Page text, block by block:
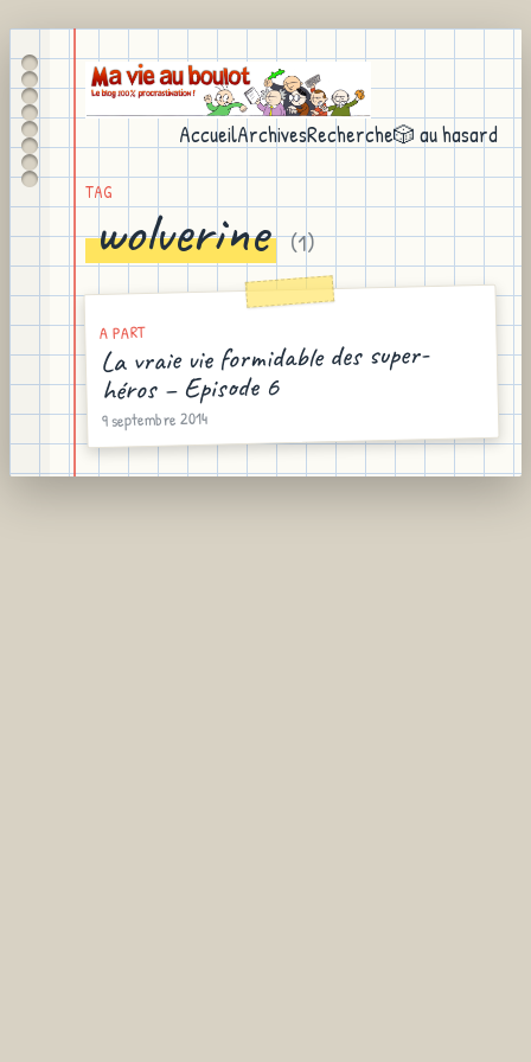
AccueilArchivesRecherche🎲 au hasard
TAG
wolverine (1)
A PART
La vraie vie formidable des super-
héros – Episode 6
9 septembre 2014